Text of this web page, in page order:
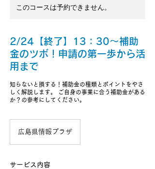
このコースは予約できません。
2/24【終了】13：30～補助
金のツボ！申請の第一歩から活
用まで
知らないと損する！補助金の種類とポイントをやさ
しく解説します。 ご自身の事業に合う補助金がある
か？の参考にしてください。
広島県情報プラザ
サービス内容